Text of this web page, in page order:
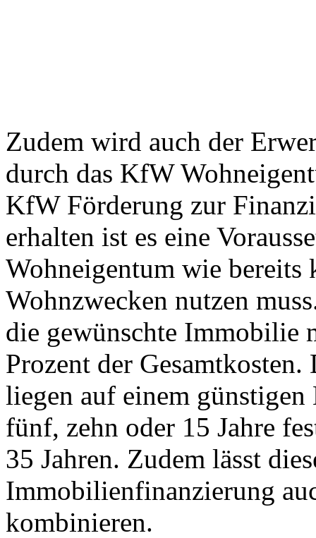
Zudem wird auch der
durch das KfW
KfW Förderung zur
erhalten ist es eine
Wohneigentum wie bereits
Wohnzwecken nutzen
die gewünschte Immobilie
Prozent der
liegen auf einem
fünf, zehn oder 15 Jahre
35 Jahren. Zudem lässt
Immobilienfinanzierung
kombinieren.